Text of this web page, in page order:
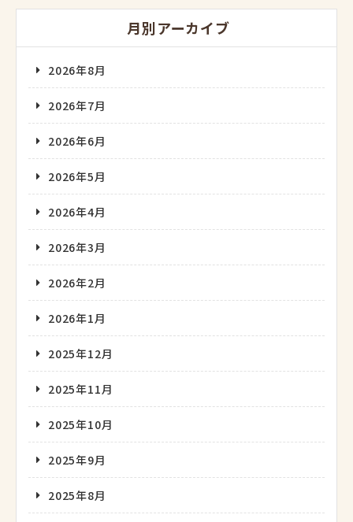
月別アーカイブ
2026年8月
2026年7月
2026年6月
2026年5月
2026年4月
2026年3月
2026年2月
2026年1月
2025年12月
2025年11月
2025年10月
2025年9月
2025年8月